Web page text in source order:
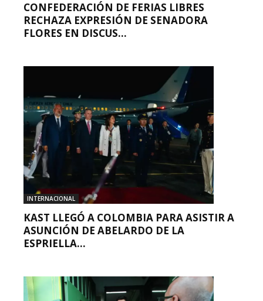
CONFEDERACIÓN DE FERIAS LIBRES
RECHAZA EXPRESIÓN DE SENADORA
FLORES EN DISCUS...
INTERNACIONAL
KAST LLEGÓ A COLOMBIA PARA ASISTIR A
ASUNCIÓN DE ABELARDO DE LA
ESPRIELLA...